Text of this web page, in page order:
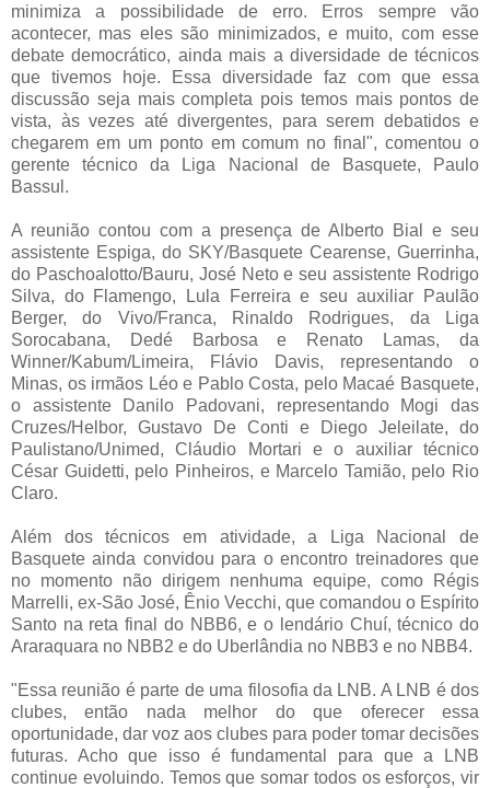
minimiza a possibilidade de erro. Erros sempre vão
acontecer, mas eles são minimizados, e muito, com esse
debate democrático, ainda mais a diversidade de técnicos
que tivemos hoje. Essa diversidade faz com que essa
discussão seja mais completa pois temos mais pontos de
vista, às vezes até divergentes, para serem debatidos e
chegarem em um ponto em comum no final", comentou o
gerente técnico da Liga Nacional de Basquete, Paulo
Bassul.
A reunião contou com a presença de Alberto Bial e seu
assistente Espiga, do SKY/Basquete Cearense, Guerrinha,
do Paschoalotto/Bauru, José Neto e seu assistente Rodrigo
Silva, do Flamengo, Lula Ferreira e seu auxiliar Paulão
Berger, do Vivo/Franca, Rinaldo Rodrigues, da Liga
Sorocabana, Dedé Barbosa e Renato Lamas, da
Winner/Kabum/Limeira, Flávio Davis, representando o
Minas, os irmãos Léo e Pablo Costa, pelo Macaé Basquete,
o assistente Danilo Padovani, representando Mogi das
Cruzes/Helbor, Gustavo De Conti e Diego Jeleilate, do
Paulistano/Unimed, Cláudio Mortari e o auxiliar técnico
César Guidetti, pelo Pinheiros, e Marcelo Tamião, pelo Rio
Claro.
Além dos técnicos em atividade, a Liga Nacional de
Basquete ainda convidou para o encontro treinadores que
no momento não dirigem nenhuma equipe, como Régis
Marrelli, ex-São José, Ênio Vecchi, que comandou o Espírito
Santo na reta final do NBB6, e o lendário Chuí, técnico do
Araraquara no NBB2 e do Uberlândia no NBB3 e no NBB4.
"Essa reunião é parte de uma filosofia da LNB. A LNB é dos
clubes, então nada melhor do que oferecer essa
oportunidade, dar voz aos clubes para poder tomar decisões
futuras. Acho que isso é fundamental para que a LNB
continue evoluindo. Temos que somar todos os esforços, vir